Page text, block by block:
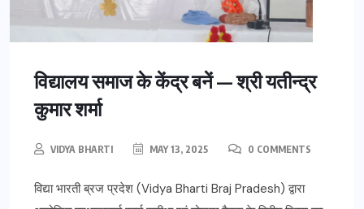
विद्यालय समाज के केंद्र बनें — श्री यतीन्द्र
कुमार शर्मा
VIDYA BHARTI MAY 13, 2025 0 COMMENTS
विद्या भारती ब्रज प्रदेश (Vidya Bharti Braj Pradesh) द्वारा